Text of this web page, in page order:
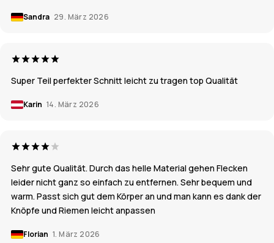
Sandra 29. März 2026
Super Teil perfekter Schnitt leicht zu tragen top Qualität
Karin 14. März 2026
Sehr gute Qualität. Durch das helle Material gehen Flecken
leider nicht ganz so einfach zu entfernen. Sehr bequem und
warm. Passt sich gut dem Körper an und man kann es dank der
Knöpfe und Riemen leicht anpassen
Florian 1. März 2026